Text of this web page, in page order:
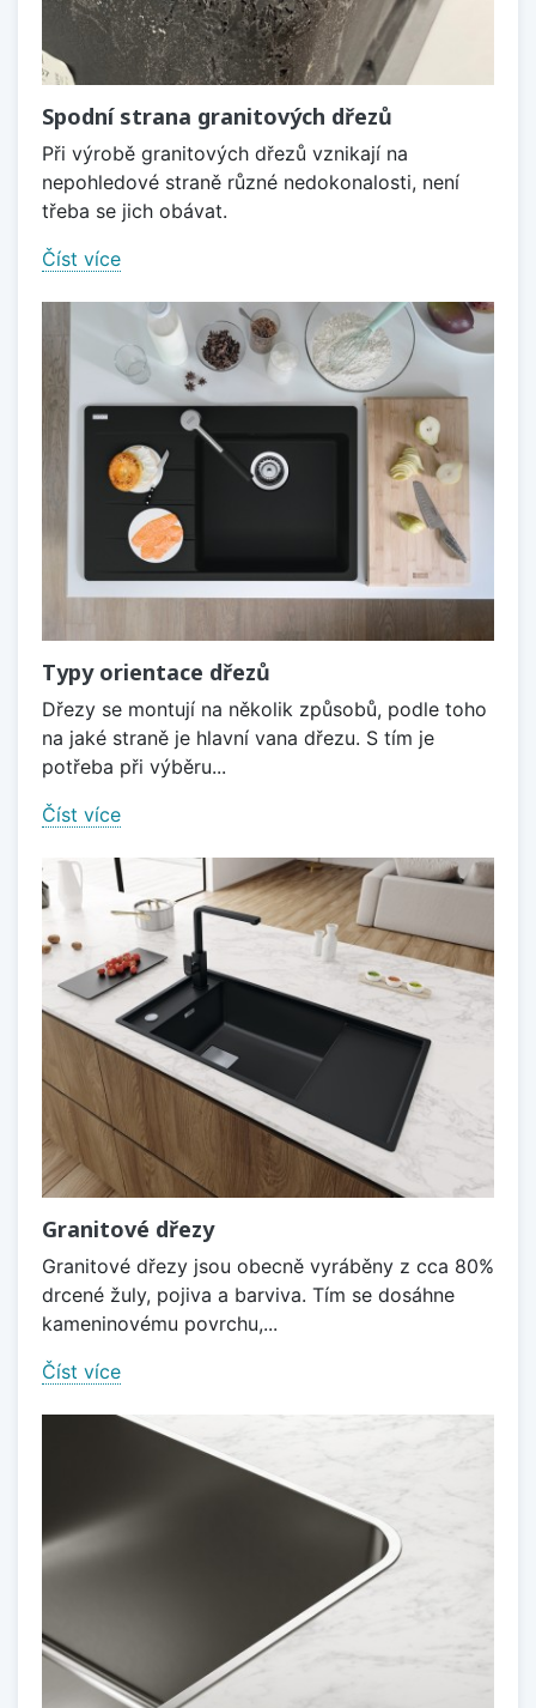
Spodní strana granitových dřezů
Při výrobě granitových dřezů vznikají na
nepohledové straně různé nedokonalosti, není
třeba se jich obávat.
Číst více
Typy orientace dřezů
Dřezy se montují na několik způsobů, podle toho
na jaké straně je hlavní vana dřezu. S tím je
potřeba při výběru...
Číst více
Granitové dřezy
Granitové dřezy jsou obecně vyráběny z cca 80%
drcené žuly, pojiva a barviva. Tím se dosáhne
kameninovému povrchu,...
Číst více